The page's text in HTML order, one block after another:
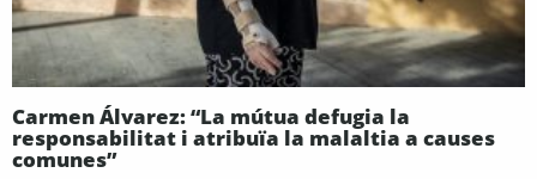
Carmen Álvarez: “La mútua defugia la
responsabilitat i atribuïa la malaltia a causes
comunes”